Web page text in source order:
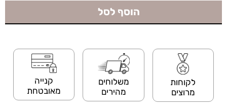
הוסף לסל
לקוחות
מרוצים
משלוחים
מהירים
קנייה
מאובטחת